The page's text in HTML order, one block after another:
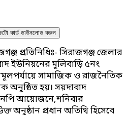
কার্ড ডাউনলোড করুন
প্রতিনিধিঃ- সিরাজগঞ্জ জেলার
ইউনিয়নের মুলিবাড়ি ৫নং
সামাজিক ও রাজনৈতিক
হয়। সয়দাবাদ
আয়োজনে,শনিবার
অনুষ্ঠান প্রধান অতিথি হিসেবে